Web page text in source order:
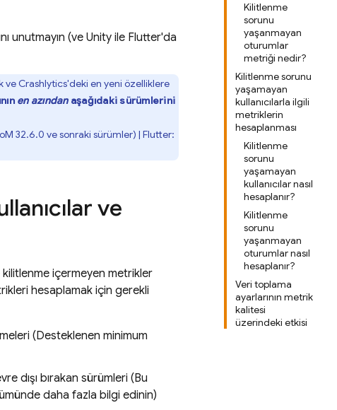
Kilitlenme
sorunu
yaşanmayan
oturumlar
metriği nedir?
Kilitlenme sorunu
yaşamayan
kullanıcılarla ilgili
metriklerin
hesaplanması
Kilitlenme
sorunu
yaşamayan
kullanıcılar nasıl
hesaplanır?
Kilitlenme
sorunu
yaşanmayan
oturumlar nasıl
hesaplanır?
Veri toplama
ayarlarının metrik
kalitesi
üzerindeki etkisi
unutmayın (ve Unity ile Flutter'da
ve Crashlytics'deki en yeni özelliklere
en azındanaşağıdaki sürümlerini
32.6.0 ve sonraki sürümler) | Flutter:
ve
kilitlenme içermeyen metrikler
hesaplamak için gerekli
(Desteklenen minimum
dışı bırakan sürümleri (Bu
daha fazla bilgi edinin)